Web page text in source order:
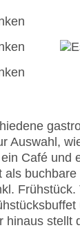
2005
Gebühr
der
der Zimmer:
American
Auswahl,
Café und
als
hinaus stellt